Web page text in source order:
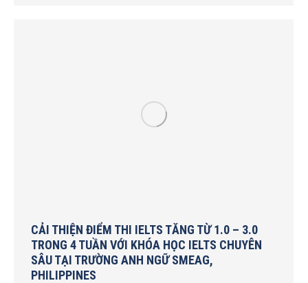
CẢI THIỆN ĐIỂM THI IELTS TĂNG TỪ 1.0 – 3.0
TRONG 4 TUẦN VỚI KHÓA HỌC IELTS CHUYÊN
SÂU TẠI TRƯỜNG ANH NGỮ SMEAG,
PHILIPPINES